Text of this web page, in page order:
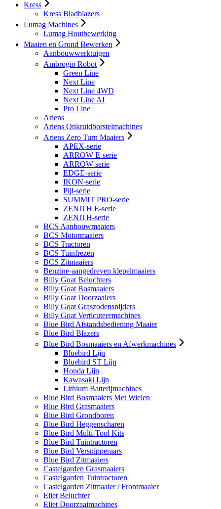
Kress
Kress Bladblazers
Lumag Machines
Lumag Houtbewerking
Maaien en Grond Bewerken
Aanbouwwerktuigen
Ambrogio Robot
Green Line
Next Line
Next Line 4WD
Next Line AI
Pro Line
Ariens
Ariens Onkruidborstelmachines
Ariens Zero Turn Maaiers
APEX-serie
ARROW E-serie
ARROW-serie
EDGE-serie
IKON-serie
Pijl-serie
SUMMIT PRO-serie
ZENITH E-serie
ZENITH-serie
BCS Aanbouwmaaiers
BCS Motormaaiers
BCS Tractoren
BCS Tuinfrezen
BCS Zitmaaiers
Benzine-aangedreven klepelmaaiers
Billy Goat Beluchters
Billy Goat Bosmaaiers
Billy Goat Doorzaaiers
Billy Goat Graszodensnijders
Billy Goat Verticuteermachines
Blue Bird Afstandsbediening Maaier
Blue Bird Blazers
Blue Bird Bosmaaiers en Afwerkmachines
Bluebird Lijn
Bluebird ST Lijn
Honda Lijn
Kawasaki Lijn
Lithium Batterijmachines
Blue Bird Bosmaaiers Met Wielen
Blue Bird Grasmaaiers
Blue Bird Grondboren
Blue Bird Heggenscharen
Blue Bird Multi-Tool Kits
Blue Bird Tuintractoren
Blue Bird Versnipperaars
Blue Bird Zitmaaiers
Castelgarden Grasmaaiers
Castelgarden Tuintractoren
Castelgarden Zitmaaier / Frontmaaier
Eliet Beluchter
Eliet Doorzaaimachines